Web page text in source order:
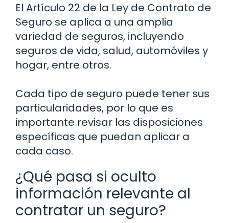
El Artículo 22 de la Ley de Contrato de
Seguro se aplica a una amplia
variedad de seguros, incluyendo
seguros de vida, salud, automóviles y
hogar, entre otros.
Cada tipo de seguro puede tener sus
particularidades, por lo que es
importante revisar las disposiciones
específicas que puedan aplicar a
cada caso.
¿Qué pasa si oculto
información relevante al
contratar un seguro?